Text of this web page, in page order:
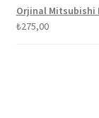
Orjinal Mitsubishi
₺275,00